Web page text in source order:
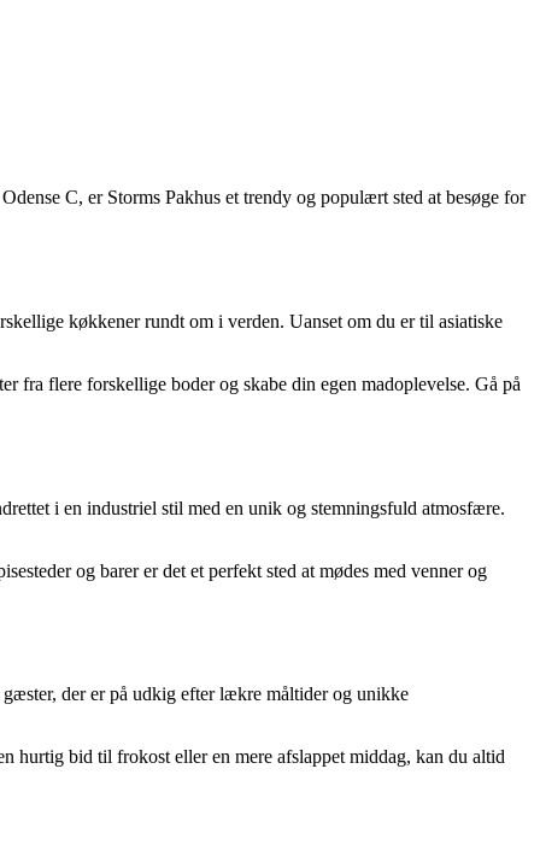
C, er Storms Pakhus et trendy og populært sted at besøge for
køkkener rundt om i verden. Uanset om du er til asiatiske
fra flere forskellige boder og skabe din egen madoplevelse. Gå på
i en industriel stil med en unik og stemningsfuld atmosfære.
og barer er det et perfekt sted at mødes med venner og
der er på udkig efter lækre måltider og unikke
hurtig bid til frokost eller en mere afslappet middag, kan du altid